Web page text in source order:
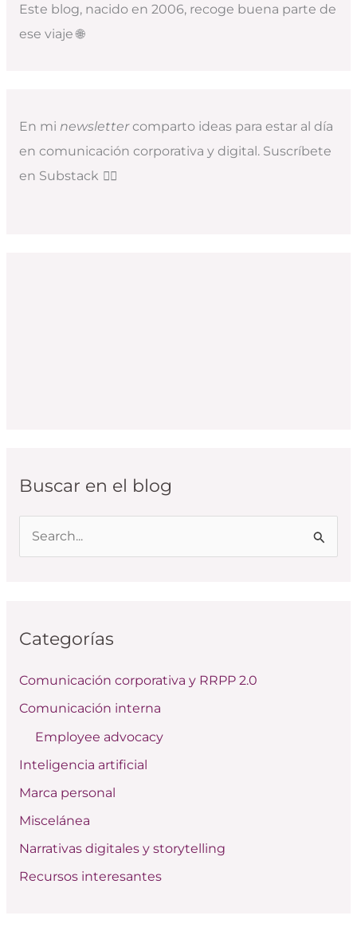
Este blog, nacido en 2006, recoge buena parte de
ese viaje 🌐
En mi newslettercomparto ideas para estar al día
en comunicación corporativa y digital. Suscríbete
en Substack 👇🏻
Buscar en el blog
a
p
o
:
Categorías
Comunicación corporativa y RRPP 2.0
Comunicación interna
Employee advocacy
Inteligencia artificial
Marca personal
Miscelánea
Narrativas digitales y storytelling
Recursos interesantes